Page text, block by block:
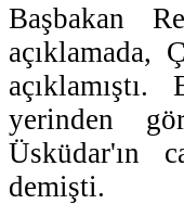
Başbakan
açıklamada,
yerinden
Üsküdar'ın
demişti.